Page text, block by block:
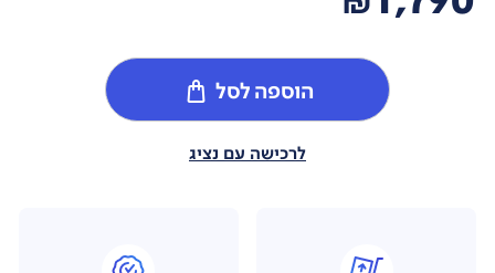
הוספה לסל
לרכישה עם נציג